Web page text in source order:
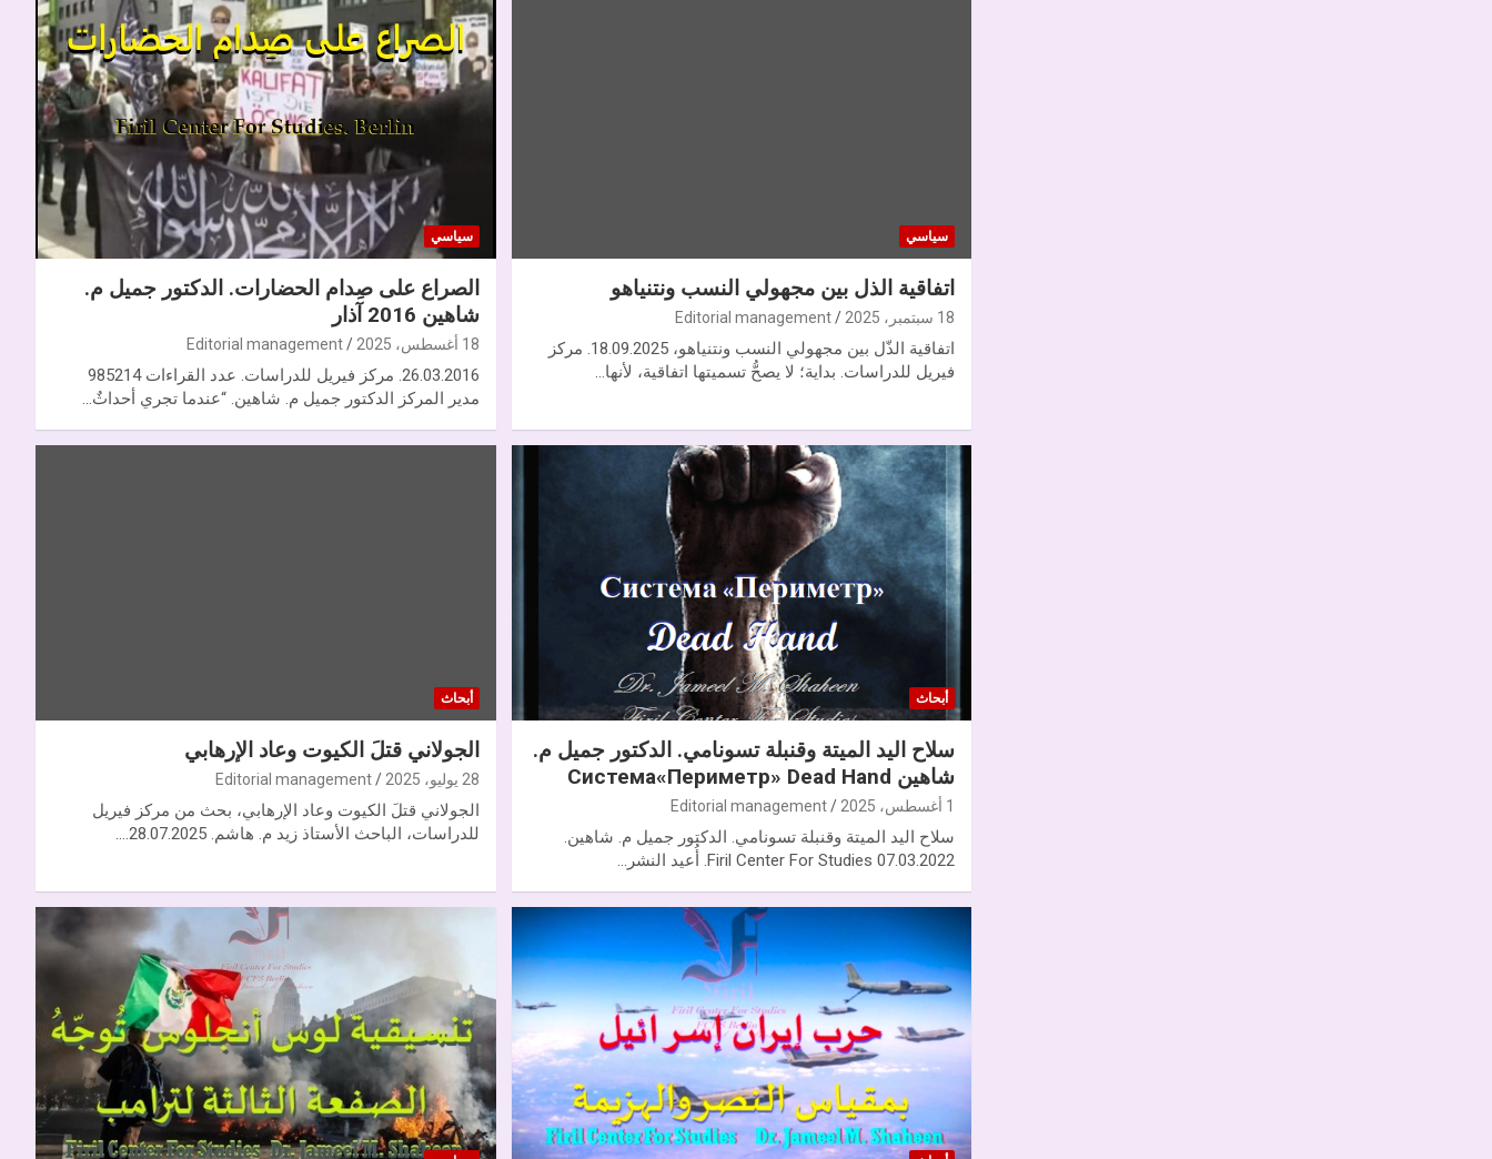
سياسي
اتفاقية الذل بين مجهولي النسب ونتنياهو
18 سبتمبر، 2025 Editorial management
اتفاقية الذّل بين مجهولي النسب ونتنياهو، 18.09.2025. مركز
فيريل للدراسات. بداية؛ لا يصحُّ تسميتها اتفاقية، لأنها…
سياسي
الصراع على صِدام الحضارات. الدكتور جميل م.
شاهين 2016 آذار
18 أغسطس، 2025 Editorial management
26.03.2016. مركز فيريل للدراسات. عدد القراءات 985214
مدير المركز الدكتور جميل م. شاهين. “عندما تجري أحداثٌ…
أبحاث
سلاح اليد الميتة وقنبلة تسونامي. الدكتور جميل م.
شاهين Система«Периметр» Dead Hand
1 أغسطس، 2025 Editorial management
سلاح اليد الميتة وقنبلة تسونامي. الدكتور جميل م. شاهين.
07.03.2022 Firil Center For Studies. أُعيد النشر…
أبحاث
الجولاني قتلَ الكيوت وعاد الإرهابي
28 يوليو، 2025 Editorial management
الجولاني قتلَ الكيوت وعاد الإرهابي، بحث من مركز فيريل
للدراسات، الباحث الأستاذ زيد م. هاشم. 28.07.2025.…